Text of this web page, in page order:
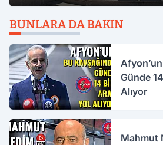
BUNLARA DA BAKIN
Günde
Alıyor
Mahmut